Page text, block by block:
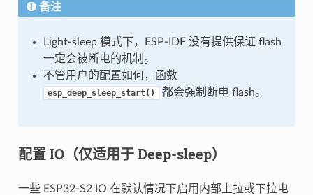
备注
Light-sleep 模式下，ESP-IDF 没有提供保证 flash
一定会被断电的机制。
不管用户的配置如何，函数
esp_deep_sleep_start() 都会强制断电 flash。
配置 IO（仅适用于 Deep-sleep）
一些 ESP32-S2 IO 在默认情况下启用内部上拉或下拉电